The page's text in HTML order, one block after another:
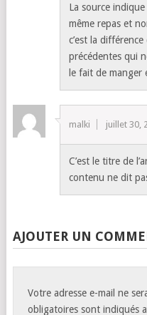
La source
même repas et
c’est la
précédentes qui
le fait de manger
malki juillet 30,
C’est le titre de
contenu ne dit
AJOUTER UN
Votre adresse e-mail ne
obligatoires sont indiqués